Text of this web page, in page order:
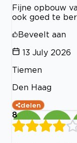
Fijne opbouw
ook goed te
Beveelt aan
13 July 2026
Tiemen
Den Haag
delen
8